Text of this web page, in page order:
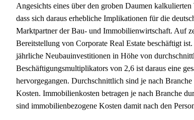
Angesichts eines über den groben Daumen
dass sich daraus erhebliche Implikationen für die
Marktpartner der Bau- und Immobilienwirtschaft. Auf
Bereitstellung von Corporate Real Estate beschäftigt
jährliche Neubauinvestitionen in Höhe von
Beschäftigungsmultiplikators von 2,6 ist daraus eine
hervorgegangen. Durchschnittlich sind je nach
Kosten. Immobilienkosten betragen je nach Branche
sind immobilienbezogene Kosten damit nach den